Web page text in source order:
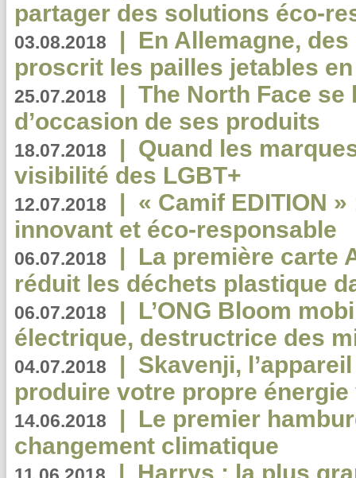
partager des solutions éco-
03.08.2018 | En Allemagne,
proscrit les pailles jetables
25.07.2018 | The North Face se
d’occasion de ses produits
18.07.2018 | Quand les
visibilité des LGBT+
12.07.2018 | « Camif EDITION
innovant et éco-responsable
06.07.2018 | La première carte
réduit les déchets plastique
06.07.2018 | L’ONG Bloom
électrique, destructrice des
04.07.2018 | Skavenji,
produire votre propre
14.06.2018 | Le premier
changement climatique